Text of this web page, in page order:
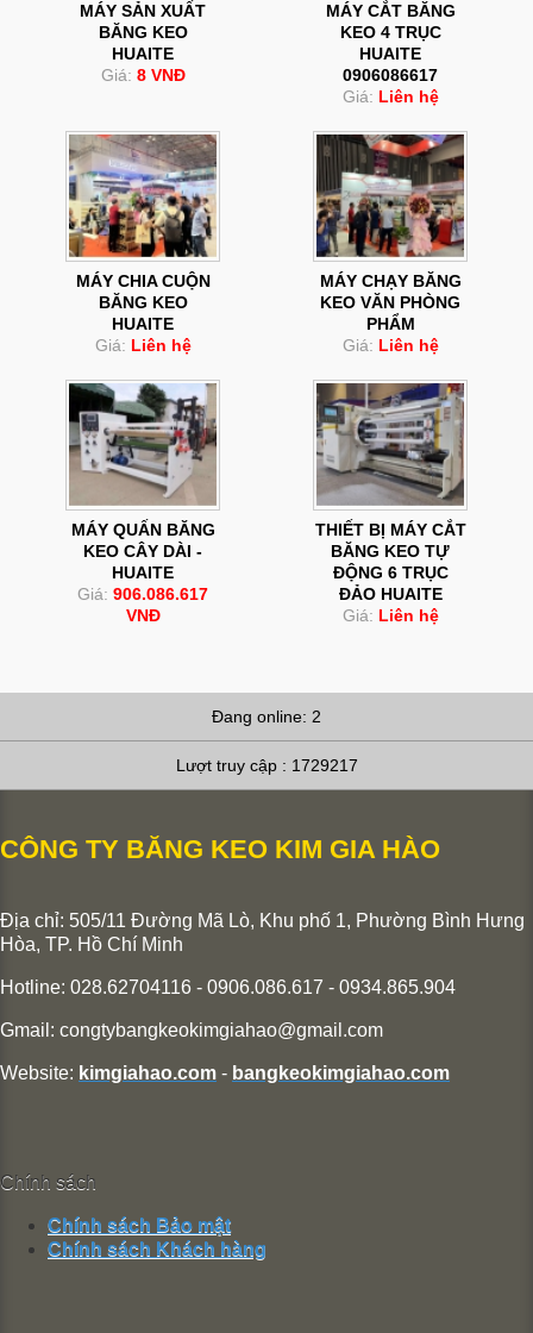
MÁY SẢN XUẤT
BĂNG KEO
HUAITE
Giá: 8 VNĐ
MÁY CẮT BĂNG
KEO 4 TRỤC
HUAITE
0906086617
Giá: Liên hệ
MÁY CHIA CUỘN
BĂNG KEO
HUAITE
Giá: Liên hệ
MÁY CHẠY BĂNG
KEO VĂN PHÒNG
PHẨM
Giá: Liên hệ
MÁY QUẤN BĂNG
KEO CÂY DÀI -
HUAITE
Giá: 906.086.617
VNĐ
THIẾT BỊ MÁY CẮT
BĂNG KEO TỰ
ĐỘNG 6 TRỤC
ĐẢO HUAITE
Giá: Liên hệ
Đang online: 2
Lượt truy cập : 1729217
CÔNG TY BĂNG KEO KIM GIA HÀO
Địa chỉ: 505/11 Đường Mã Lò, Khu phố 1, Phường Bình Hưng
Hòa, TP. Hồ Chí Minh
Hotline: 028.62704116 - 0906.086.617 - 0934.865.904
Gmail: congtybangkeokimgiahao@gmail.com
Website: kimgiahao.com - bangkeokimgiahao.com
Chính sách
Chính sách Bảo mật
Chính sách Khách hàng